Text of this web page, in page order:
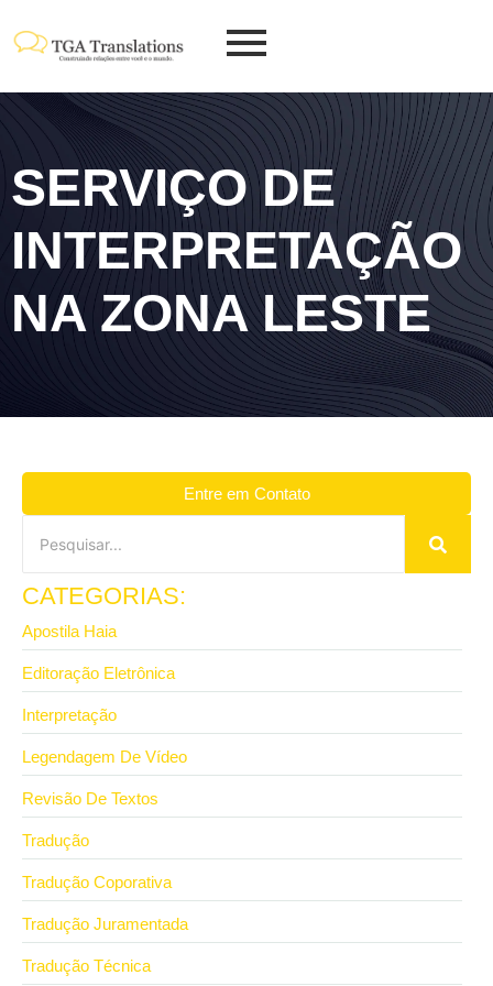
SERVIÇO DE
INTERPRETAÇÃO
NA ZONA LESTE
Entre em Contato
CATEGORIAS:
Apostila Haia
Editoração Eletrônica
Interpretação
Legendagem De Vídeo
Revisão De Textos
Tradução
Tradução Coporativa
Tradução Juramentada
Tradução Técnica